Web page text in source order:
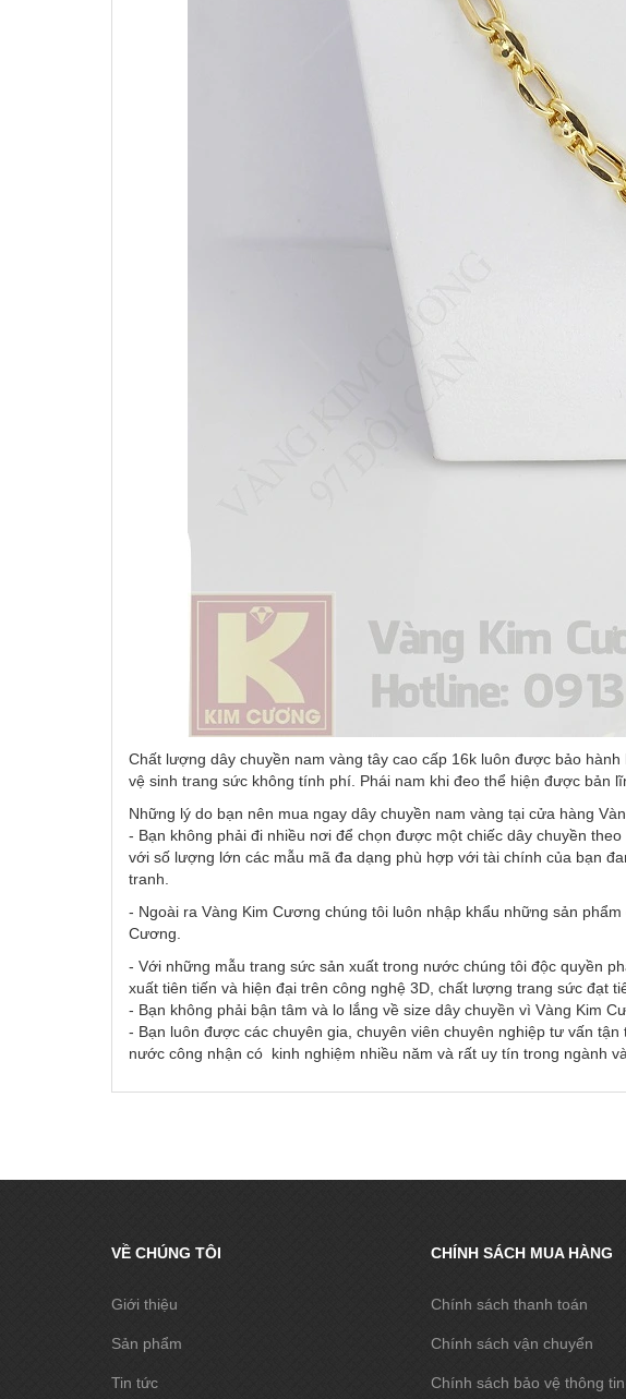
Chất lượng dây chuyền nam vàng tây cao cấp 16k luôn được bảo
vệ sinh trang sức không tính phí. Phái nam khi đeo thể hiện được bản
Những lý do bạn nên mua ngay dây chuyền nam vàng tại cửa hàng
- Bạn không phải đi nhiều nơi để chọn được một chiếc dây chuyền
với số lượng lớn các mẫu mã đa dạng phù hợp với tài chính của bạn
tranh.
- Ngoài ra Vàng Kim Cương chúng tôi luôn nhập khẩu những sản
Cương.
- Với những mẫu trang sức sản xuất trong nước chúng tôi độc quyền
xuất tiên tiến và hiện đại trên công nghệ 3D, chất lượng trang sức đạt
- Bạn không phải bận tâm và lo lắng về size dây chuyền vì Vàng Kim
- Bạn luôn được các chuyên gia, chuyên viên chuyên nghiệp tư vấn
nước công nhận có kinh nghiệm nhiều năm và rất uy tín trong ngành
VỀ CHÚNG TÔI
Giới thiệu
Sản phẩm
Tin tức
CHÍNH SÁCH MUA HÀNG
Chính sách thanh toán
Chính sách vận chuyển
Chính sách bảo vệ thông